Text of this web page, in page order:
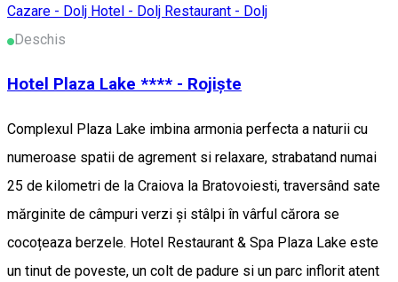
Cazare - Dolj Hotel - Dolj Restaurant - Dolj
Deschis
Hotel Plaza Lake **** - Rojiște
Complexul Plaza Lake imbina armonia perfecta a naturii cu
numeroase spatii de agrement si relaxare, strabatand numai
25 de kilometri de la Craiova la Bratovoiesti, traversând sate
mărginite de câmpuri verzi și stâlpi în vârful cărora se
cocoțeaza berzele. Hotel Restaurant & Spa Plaza Lake este
un tinut de poveste, un colt de padure si un parc inflorit atent